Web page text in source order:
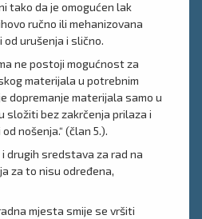
tako da je omogućen lak
ručno ili mehanizovana
urušenja i slično.
ne postoji mogućnost za
materijala u potrebnim
dopremanje materijala samo u
složiti bez zakrčenja prilaza i
nošenja.“ (član 5.).
i drugih sredstava za rad na
za to nisu određena,
mjesta smije se vršiti